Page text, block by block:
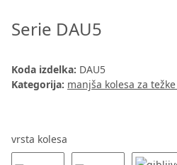
Serie DAU5
Koda izdelka: DAU5
Kategorija: manjša kolesa za
vrsta kolesa